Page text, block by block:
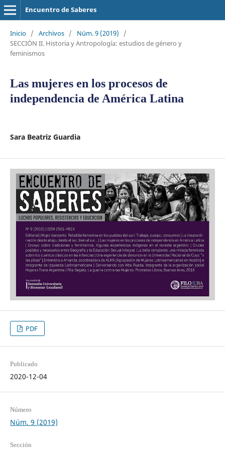
Encuentro de Saberes
Inicio / Archivos / Núm. 9 (2019)
/
SECCIÓN II. Historia y Antropología: estudios de género y
feminismos
Las mujeres en los procesos de
independencia de América Latina
Sara Beatriz Guardia
PDF
Publicado
2020-12-04
Número
Núm. 9 (2019)
Sección